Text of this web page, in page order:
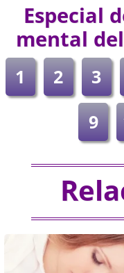
Especial
mental
1 2 3
9